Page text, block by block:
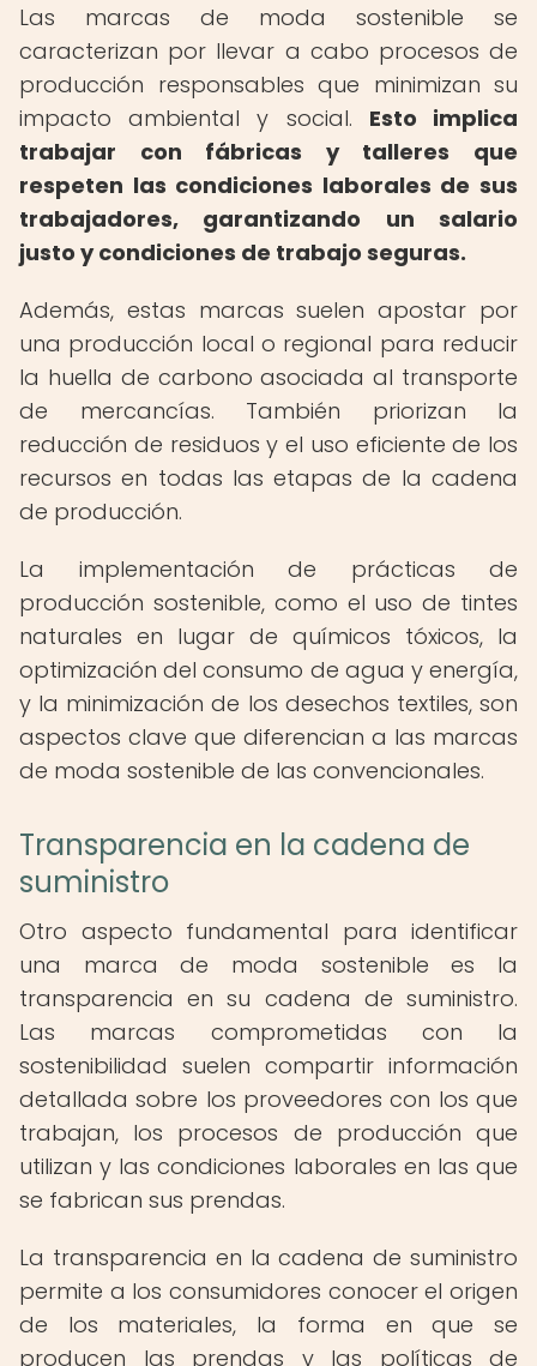
Las marcas de moda sostenible se
caracterizan por llevar a cabo procesos de
producción responsables que minimizan su
impacto ambiental y social. Esto implica
trabajar con fábricas y talleres que
respeten las condiciones laborales de sus
trabajadores, garantizando un salario
justo y condiciones de trabajo seguras.
Además, estas marcas suelen apostar por
una producción local o regional para reducir
la huella de carbono asociada al transporte
de mercancías. También priorizan la
reducción de residuos y el uso eficiente de los
recursos en todas las etapas de la cadena
de producción.
La implementación de prácticas de
producción sostenible, como el uso de tintes
naturales en lugar de químicos tóxicos, la
optimización del consumo de agua y energía,
y la minimización de los desechos textiles, son
aspectos clave que diferencian a las marcas
de moda sostenible de las convencionales.
Transparencia en la cadena de
suministro
Otro aspecto fundamental para identificar
una marca de moda sostenible es la
transparencia en su cadena de suministro.
Las marcas comprometidas con la
sostenibilidad suelen compartir información
detallada sobre los proveedores con los que
trabajan, los procesos de producción que
utilizan y las condiciones laborales en las que
se fabrican sus prendas.
La transparencia en la cadena de suministro
permite a los consumidores conocer el origen
de los materiales, la forma en que se
producen las prendas y las políticas de